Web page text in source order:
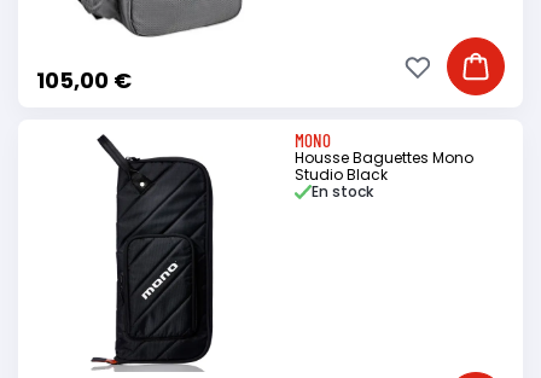
105,00 € Ajouter
Ajouter à ma
MONO
Housse Baguettes Mono
Studio Black
En stock